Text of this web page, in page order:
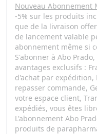
Nouveau Abonnement
-5% sur les produits
que de la livraison
de lancement valable
abonnement même si
S'abonner à Abo
avantages exclusifs :
d'achat par expédition,
repasser commande,
votre espace client,
expédiés, vous êtes
L'abonnement Abo
produits de